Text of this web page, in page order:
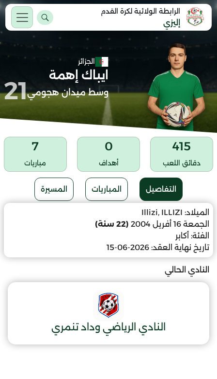
الرابطة الولائية لكرة القدم
إليزي
الجزائر
ايباك إهمة
وسط ميدان هجومي21
415
دقائق اللعب
0
أهداف
7
مباريات
التفاصيل المباريات المسيرة
الميلاد: Illizi, ILLIZI
الجمعة 16 أفريل 2004
(22 سنة)
الفئة: أكابر
تاريخ نهاية العقد: 2026-06-15
النادي الحالي
النادي الرياضي وداد تنمري